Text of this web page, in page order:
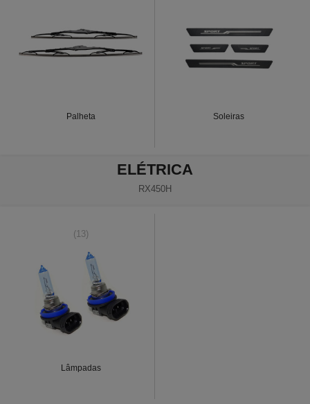
Palheta Soleiras
ELÉTRICA
RX450H
(13)
Lâmpadas